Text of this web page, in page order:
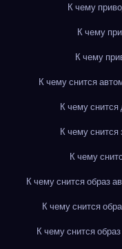
К чему
К чему
К чему
К чему снится
К чему снится
К чему снится
К чему
К чему снится образ
К чему снится
К чему снится